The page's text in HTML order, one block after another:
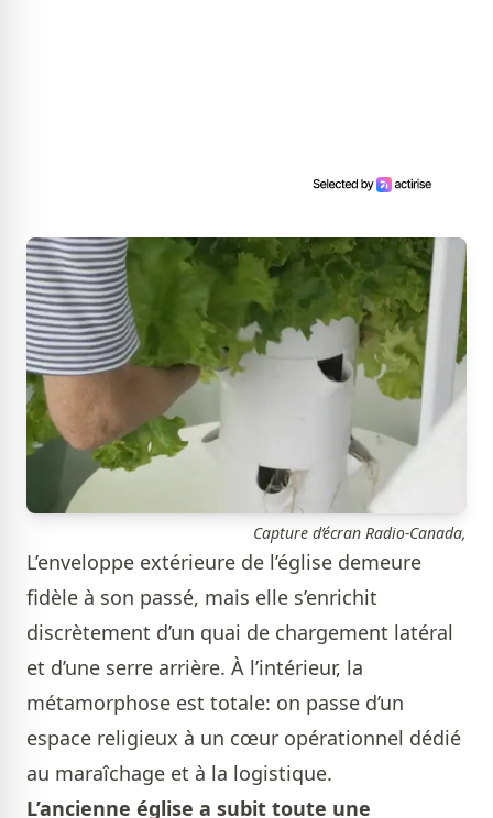
Capture d’écran Radio-Canada,
L’enveloppe extérieure de l’église demeure
fidèle à son passé, mais elle s’enrichit
discrètement d’un quai de chargement latéral
et d’une serre arrière. À l’intérieur, la
métamorphose est totale: on passe d’un
espace religieux à un cœur opérationnel dédié
au maraîchage et à la logistique.
L’ancienne église a subit toute une